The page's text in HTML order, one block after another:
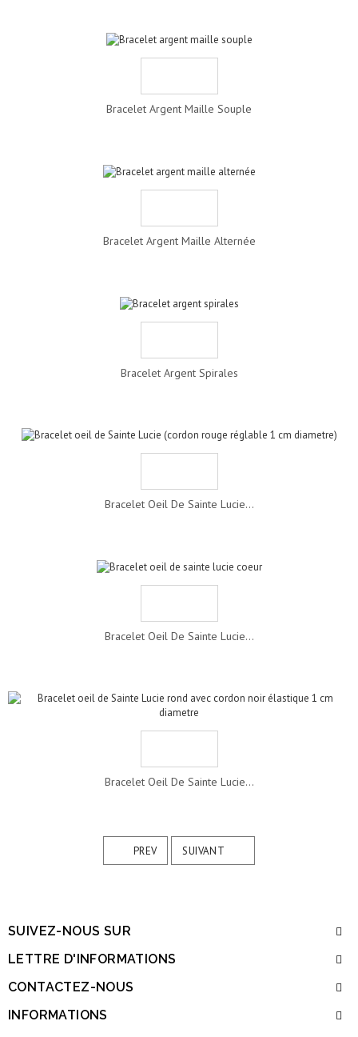
Bracelet Argent Maille Souple
Bracelet Argent Maille Alternée
Bracelet Argent Spirales
Bracelet Oeil De Sainte Lucie...
Bracelet Oeil De Sainte Lucie...
Bracelet Oeil De Sainte Lucie...
PREV SUIVANT
SUIVEZ-NOUS SUR
LETTRE D'INFORMATIONS
CONTACTEZ-NOUS
INFORMATIONS